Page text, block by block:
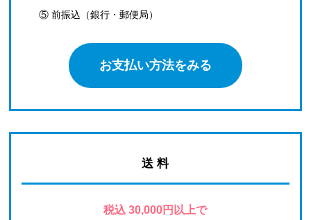
⑤ 前振込（銀行・郵便局）
お支払い方法をみる
送 料
税込 30,000円以上で